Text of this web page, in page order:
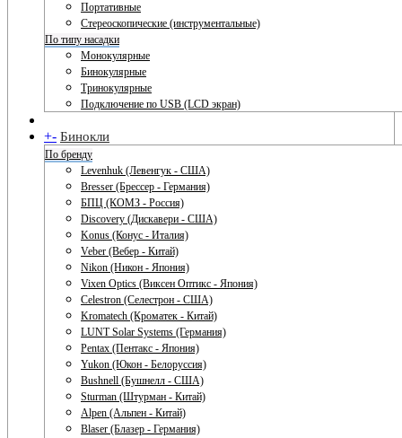
Портативные
Стереоскопические (инструментальные)
По типу насадки
Монокулярные
Бинокулярные
Тринокулярные
Подключение по USB (LCD экран)
+- Бинокли
По бренду
Levenhuk (Левенгук - США)
Bresser (Брессер - Германия)
БПЦ (КОМЗ - Россия)
Discovery (Дискавери - США)
Konus (Конус - Италия)
Veber (Вебер - Китай)
Nikon (Никон - Япония)
Vixen Optics (Виксен Оптикс - Япония)
Celestron (Селестрон - США)
Kromatech (Кроматек - Китай)
LUNT Solar Systems (Германия)
Pentax (Пентакс - Япония)
Yukon (Юкон - Белоруссия)
Bushnell (Бушнелл - США)
Sturman (Штурман - Китай)
Alpen (Альпен - Китай)
Blaser (Блазер - Германия)